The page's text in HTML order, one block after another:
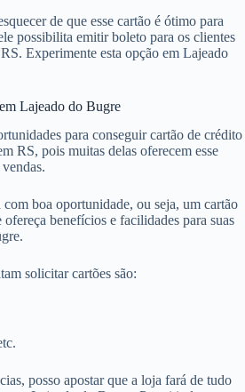
de que esse cartão é ótimo para
possibilita emitir boleto para os clientes
Experimente esta opção em Lajeado
Lajeado do Bugre
para conseguir cartão de crédito
RS, pois muitas delas oferecem esse
boa oportunidade, ou seja, um cartão
benefícios e facilidades para suas
solicitar cartões são:
posso apostar que a loja fará de tudo